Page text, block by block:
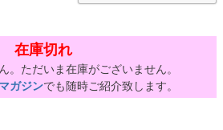
在庫切れ
。ただいま在庫がございません。
ガジンでも随時ご紹介致します。